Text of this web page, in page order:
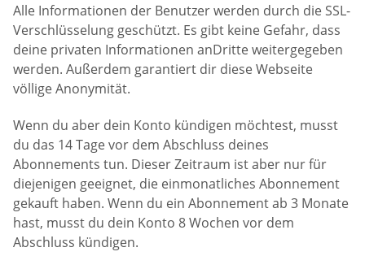
Alle Informationen der Benutzer werden durch die SSL-
Verschlüsselung geschützt. Es gibt keine Gefahr, dass
deine privaten Informationen anDritte weitergegeben
werden. Außerdem garantiert dir diese Webseite
völlige Anonymität.
Wenn du aber dein Konto kündigen möchtest, musst
du das 14 Tage vor dem Abschluss deines
Abonnements tun. Dieser Zeitraum ist aber nur für
diejenigen geeignet, die einmonatliches Abonnement
gekauft haben. Wenn du ein Abonnement ab 3 Monate
hast, musst du dein Konto 8 Wochen vor dem
Abschluss kündigen.